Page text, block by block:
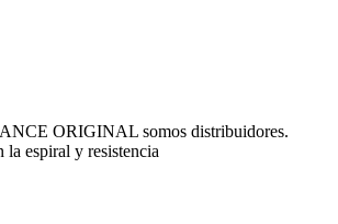
ORIGINAL somos distribuidores.
espiral y resistencia